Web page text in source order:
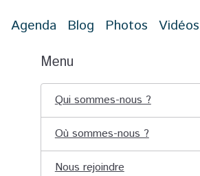
Agenda Blog Photos Vidéos
Menu
Qui sommes-nous ?
Où sommes-nous ?
Nous rejoindre